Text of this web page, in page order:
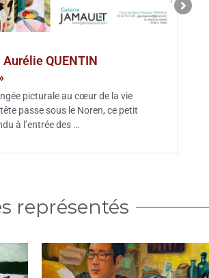
QUENTIN
picturale au cœur de la vie
passe sous le Noren, ce petit
à l’entrée des …
représentés